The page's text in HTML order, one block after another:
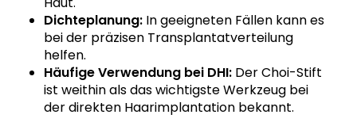
Dichteplanung: In geeigneten Fällen kann es
bei der präzisen Transplantatverteilung
helfen.
Häufige Verwendung bei DHI: Der Choi-Stift
ist weithin als das wichtigste Werkzeug bei
der direkten Haarimplantation bekannt.